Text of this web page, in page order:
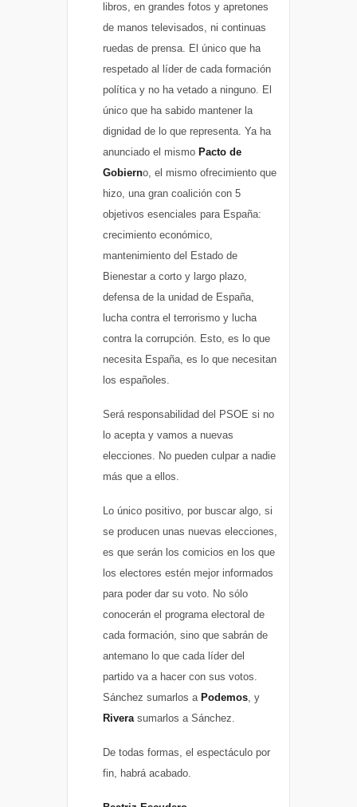
libros, en grandes fotos y apretones
de manos televisados, ni continuas
ruedas de prensa. El único que ha
respetado al líder de cada formación
política y no ha vetado a ninguno. El
único que ha sabido mantener la
dignidad de lo que representa. Ya ha
anunciado el mismo Pacto de
Gobierno, el mismo ofrecimiento que
hizo, una gran coalición con 5
objetivos esenciales para España:
crecimiento económico,
mantenimiento del Estado de
Bienestar a corto y largo plazo,
defensa de la unidad de España,
lucha contra el terrorismo y lucha
contra la corrupción. Esto, es lo que
necesita España, es lo que necesitan
los españoles.
Será responsabilidad del PSOE si no
lo acepta y vamos a nuevas
elecciones. No pueden culpar a nadie
más que a ellos.
Lo único positivo, por buscar algo, si
se producen unas nuevas elecciones,
es que serán los comicios en los que
los electores estén mejor informados
para poder dar su voto. No sólo
conocerán el programa electoral de
cada formación, sino que sabrán de
antemano lo que cada líder del
partido va a hacer con sus votos.
Sánchez sumarlos a Podemos, y
Riverasumarlos a Sánchez.
De todas formas, el espectáculo por
fin, habrá acabado.